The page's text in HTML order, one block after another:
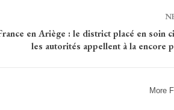
en Ariège : le district placé en soin
les autorités appellent à la encore
More